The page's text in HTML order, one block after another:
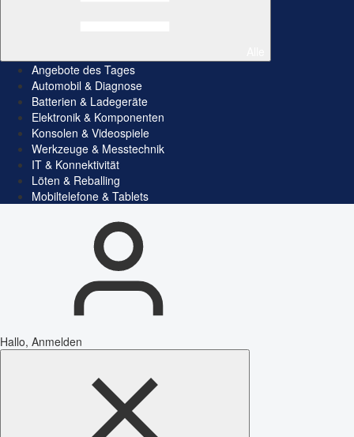
Angebote des Tages
Automobil & Diagnose
Batterien & Ladegeräte
Elektronik & Komponenten
Konsolen & Videospiele
Werkzeuge & Messtechnik
IT & Konnektivität
Löten & Reballing
Mobiltelefone & Tablets
Hallo, Anmelden